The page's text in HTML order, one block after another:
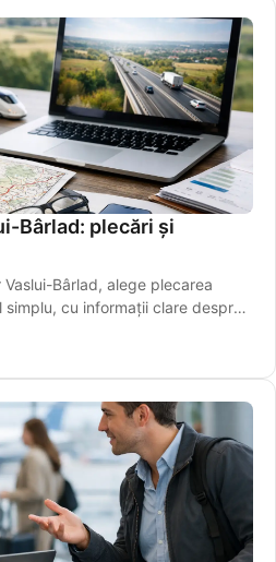
Bârlad: plecări și
Bârlad, alege plecarea
cu informații clare despre